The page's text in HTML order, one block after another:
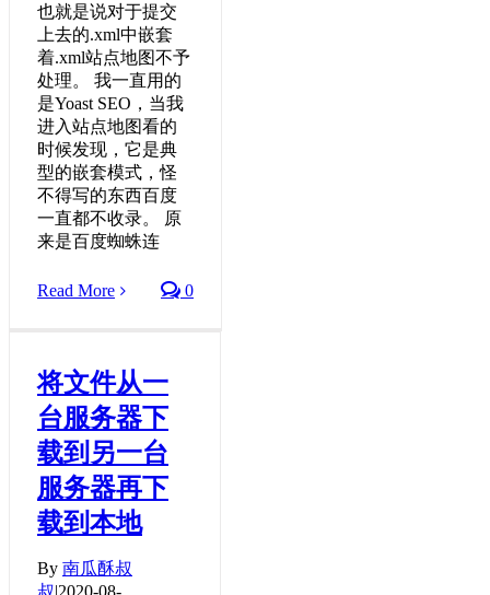
也就是说对于提交
上去的.xml中嵌套
着.xml站点地图不予
处理。 我一直用的
是Yoast SEO，当我
进入站点地图看的
时候发现，它是典
型的嵌套模式，怪
不得写的东西百度
一直都不收录。 原
来是百度蜘蛛连
Read More 0
将文件从一
台服务器下
载到另一台
服务器再下
载到本地
By 南瓜酥叔